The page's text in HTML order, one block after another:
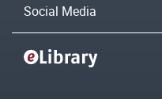
Social Media